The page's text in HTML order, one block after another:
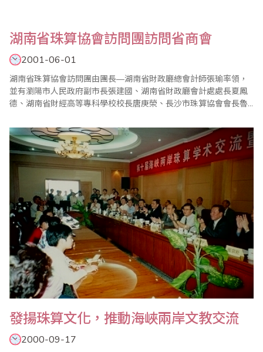
湖南省珠算協會訪問團訪問省商會
2001-06-01
湖南省珠算協會訪問團由團長—湖南省財政廳總會計師張瑜率領，
並有瀏陽市人民政府副市長張建國、湖南省財政廳會計處處長夏鳳
德、湖南省財經高等專科學校校長唐庚榮、長沙市珠算協會會長魯
德、瀏陽市財政局局長楊文章、瀏陽市教育局局長歐遠榮、中國人
民銀行瀏陽支行行長戴克明、瀏陽市收費管理局副局長朱建國一行
11位，於90年6月1日拜訪本會；本會為歡迎湖南省珠..
發揚珠算文化，推動海峽兩岸文教交流
2000-09-17